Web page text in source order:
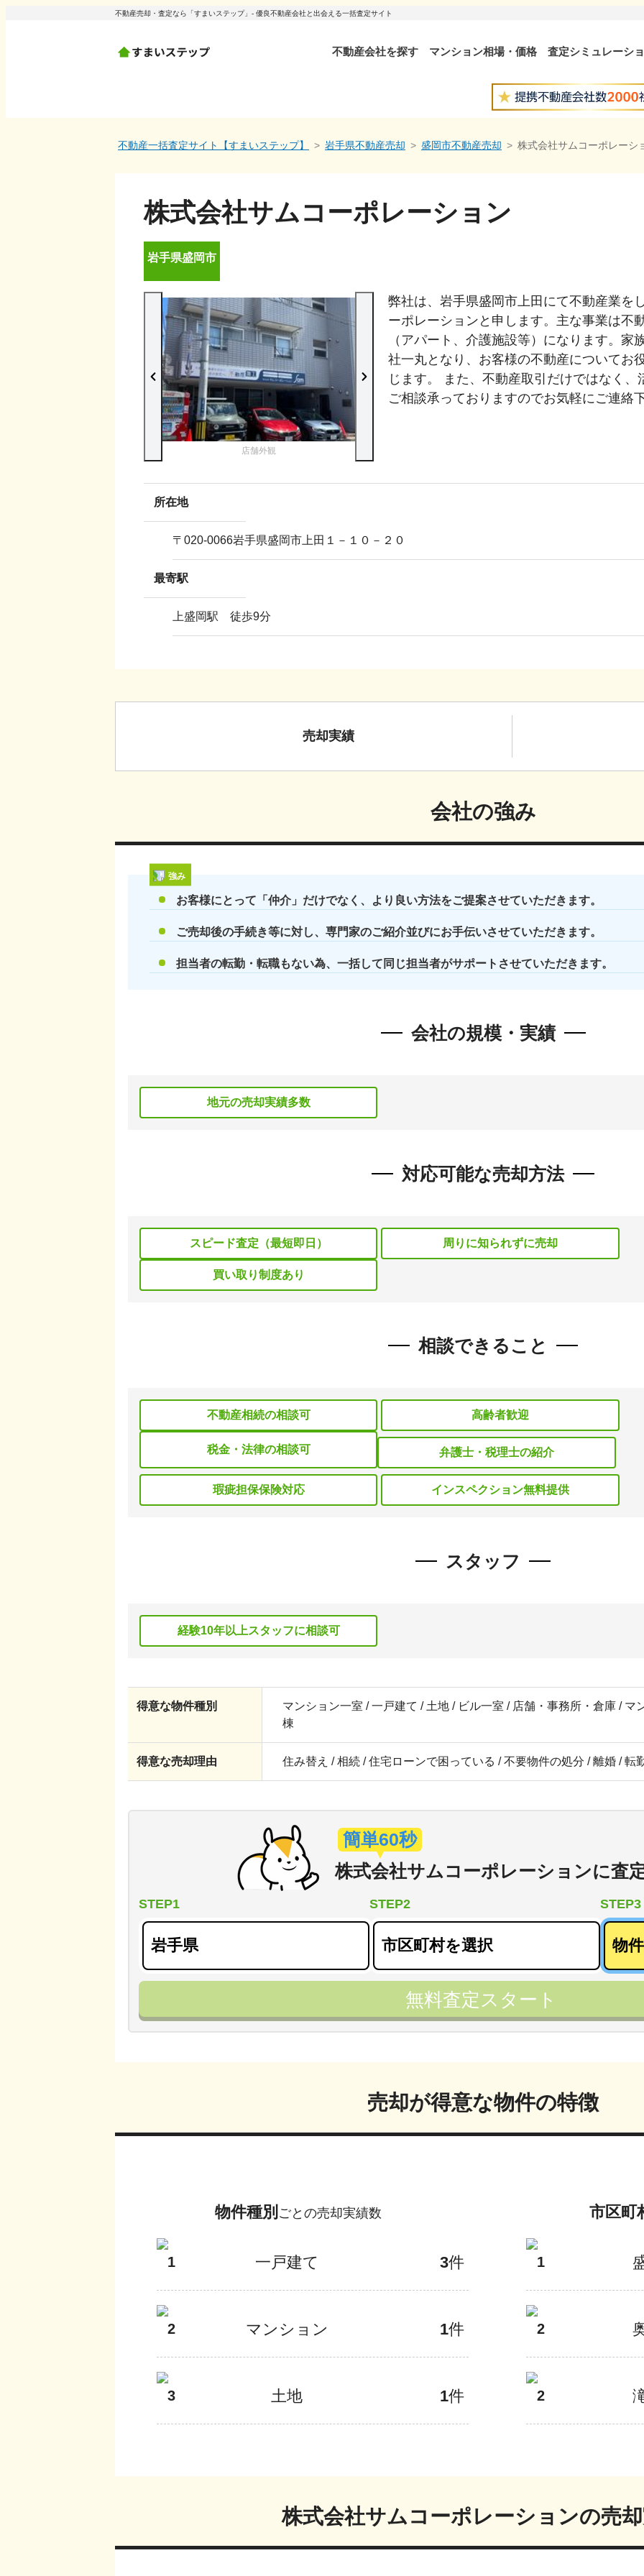
不動産売却・査定なら「すまいステップ」- 優良不動産会社と出会える一括査定サイト
不動産会社を探す マンション相場・価格 査定シミュレーシ
不動産一括査定サイト【すまいステップ】 岩手県不動産売却 盛岡市不動産売却 株式会社サムコーポレーシ
株式会社サムコーポレーション
岩手県盛岡市
店舗外観
弊社は、岩手県盛岡市上田にて不動産業を
ーポレーションと申します。主な事業は不
（アパート、介護施設等）になります。家
社一丸となり、お客様の不動産についてお
じます。 また、不動産取引だけではなく
ご相談承っておりますのでお気軽にご連絡
所在地
〒 020-0066岩手県盛岡市上田１－１０－２０
最寄駅
上盛岡駅 徒歩9分
売却実績
会社の強み
強み
お客様にとって「仲介」だけでなく、より良い方法をご提案させていただきます。
ご売却後の手続き等に対し、専門家のご紹介並びにお手伝いさせていただきます。
担当者の転勤・転職もない為、一括して同じ担当者がサポートさせていただきます。
会社の規模・実績
地元の売却実績多数
対応可能な売却方法
スピード査定（最短即日） 周りに知られずに売却
買い取り制度あり
相談できること
不動産相続の相談可 高齢者歓迎
税金・法律の相談可 弁護士・税理士の紹介
瑕疵担保保険対応 インスペクション無料提供
スタッフ
経験10年以上スタッフに相談可
得意な物件種別
マンション一室 / 一戸建て / 土地 / ビル一室 / 店舗・事務所・倉庫 / マ
棟
得意な売却理由 住み替え / 相続 / 住宅ローンで困っている / 不要物件の処分 / 離婚 / 転
簡単60秒
株式会社サムコーポレーションに査
STEP1 STEP2 STEP3
無料査定スタート
売却が得意な物件の特徴
物件種別 ごとの売却実績数
1 一戸建て 3件
2 マンション 1件
3 土地 1件
市区町
1
2
2
株式会社サムコーポレーションの売